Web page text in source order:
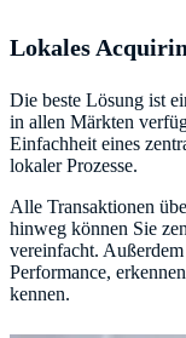
Lokales
Die beste Lösung ist
in allen Märkten
Einfachheit eines
lokaler Prozesse.
Alle Transaktionen
hinweg können Sie
vereinfacht.
Performance,
kennen.